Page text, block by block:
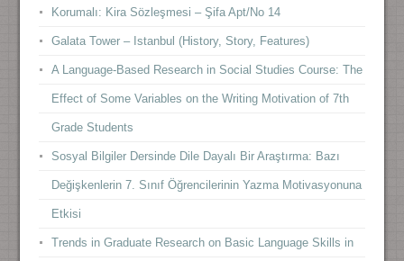
Korumalı: Kira Sözleşmesi – Şifa Apt/No 14
Galata Tower – Istanbul (History, Story, Features)
A Language-Based Research in Social Studies Course: The
Effect of Some Variables on the Writing Motivation of 7th
Grade Students
Sosyal Bilgiler Dersinde Dile Dayalı Bir Araştırma: Bazı
Değişkenlerin 7. Sınıf Öğrencilerinin Yazma Motivasyonuna
Etkisi
Trends in Graduate Research on Basic Language Skills in